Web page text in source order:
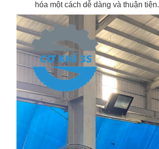
hóa một cách dễ dàng và thuận tiện.